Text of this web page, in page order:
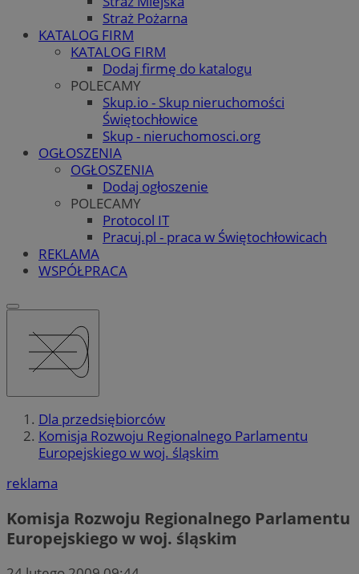
Straż Pożarna
KATALOG FIRM
KATALOG FIRM
Dodaj firmę do katalogu
POLECAMY
Skup.io - Skup nieruchomości
Świętochłowice
Skup - nieruchomosci.org
OGŁOSZENIA
OGŁOSZENIA
Dodaj ogłoszenie
POLECAMY
Protocol IT
Pracuj.pl - praca w Świętochłowicach
REKLAMA
WSPÓŁPRACA
Dla przedsiębiorców
Komisja Rozwoju Regionalnego Parlamentu
Europejskiego w woj. śląskim
reklama
Komisja Rozwoju Regionalnego Parlamentu
Europejskiego w woj. śląskim